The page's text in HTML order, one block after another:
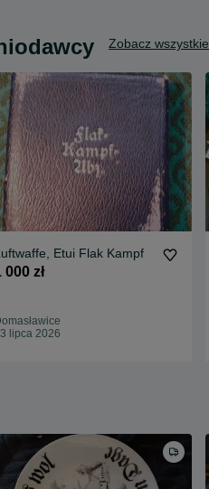
Zobacz wszystkie
Etui Flak Kampf
000 zł
lipca 2026